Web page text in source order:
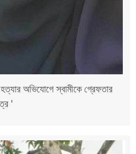
হত্যার অভিযোগে স্বামীকে গ্রেফতার
'